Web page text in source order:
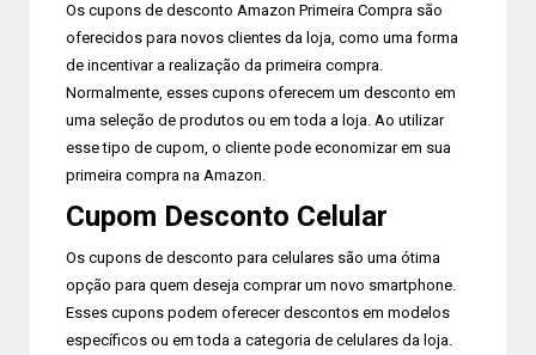
Os cupons de desconto Amazon Primeira Compra são
oferecidos para novos clientes da loja, como uma forma
de incentivar a realização da primeira compra.
Normalmente, esses cupons oferecem um desconto em
uma seleção de produtos ou em toda a loja. Ao utilizar
esse tipo de cupom, o cliente pode economizar em sua
primeira compra na Amazon.
Cupom Desconto Celular
Os cupons de desconto para celulares são uma ótima
opção para quem deseja comprar um novo smartphone.
Esses cupons podem oferecer descontos em modelos
específicos ou em toda a categoria de celulares da loja.